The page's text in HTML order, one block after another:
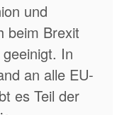
und
beim Brexit
In
an alle EU-
es Teil der